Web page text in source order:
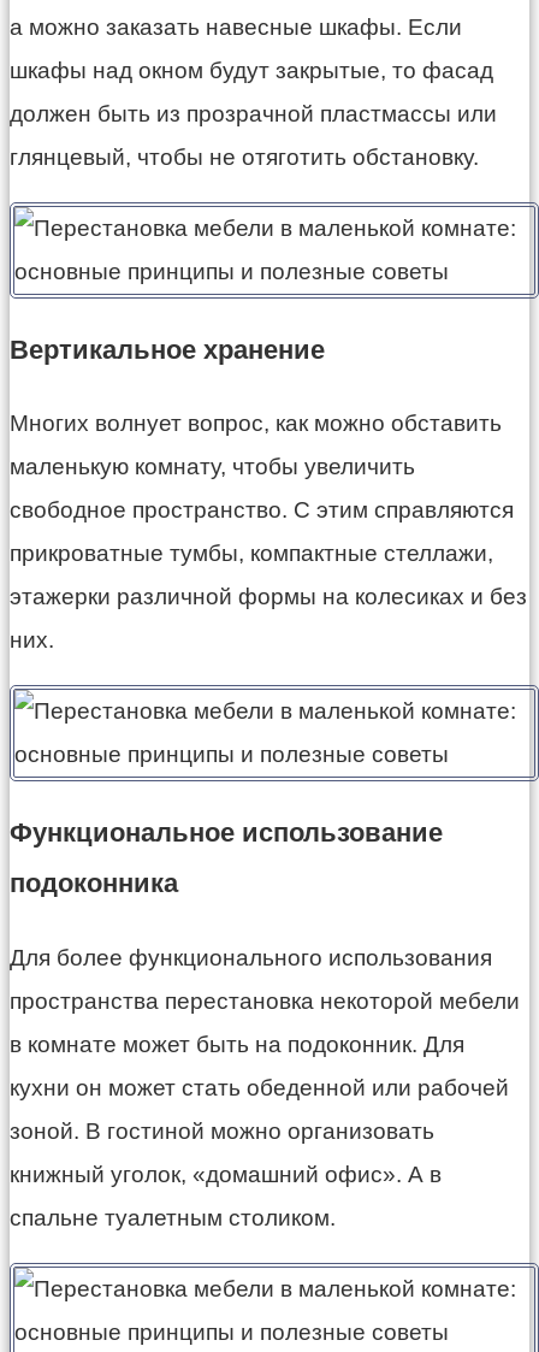
а можно заказать навесные шкафы. Если
шкафы над окном будут закрытые, то фасад
должен быть из прозрачной пластмассы или
глянцевый, чтобы не отяготить обстановку.
Вертикальное хранение
Многих волнует вопрос, как можно обставить
маленькую комнату, чтобы увеличить
свободное пространство. С этим справляются
прикроватные тумбы, компактные стеллажи,
этажерки различной формы на колесиках и без
них.
Функциональное использование
подоконника
Для более функционального использования
пространства перестановка некоторой мебели
в комнате может быть на подоконник. Для
кухни он может стать обеденной или рабочей
зоной. В гостиной можно организовать
книжный уголок, «домашний офис». А в
спальне туалетным столиком.